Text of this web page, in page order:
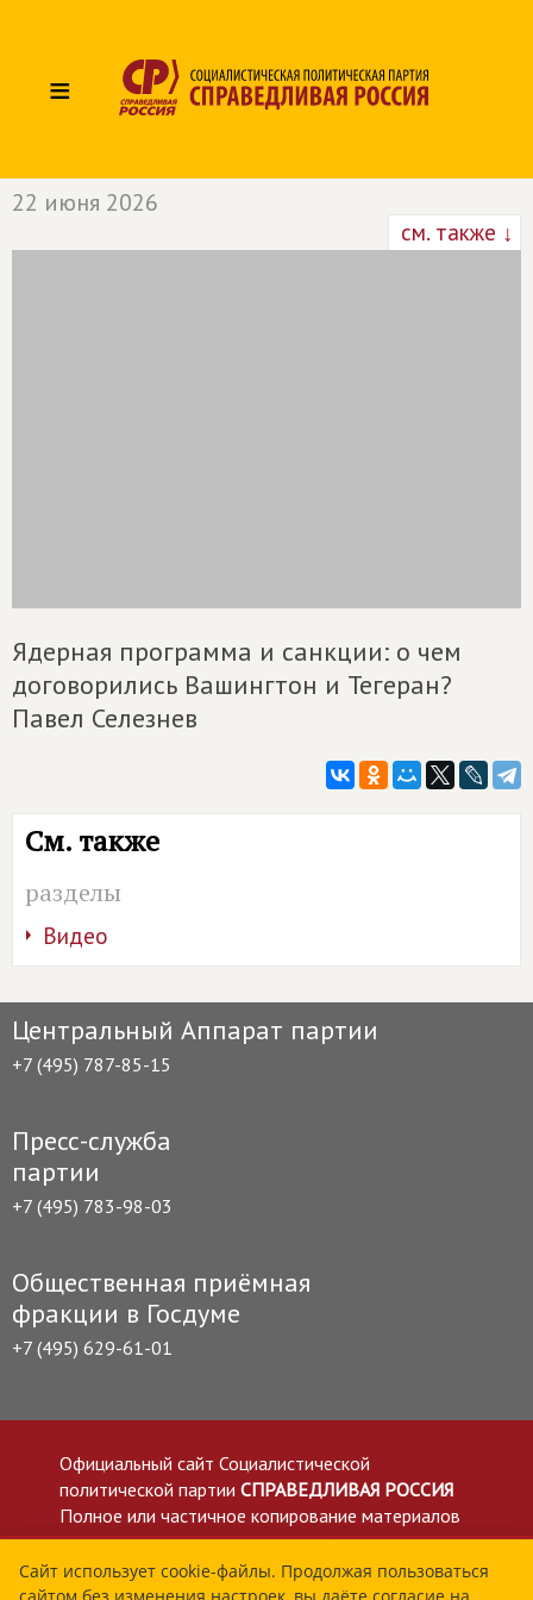
≡
22 июня 2026
см. также ↓
Ядерная программа и санкции: о чем
договорились Вашингтон и Тегеран?
Павел Селезнев
См. также
разделы
Видео
Центральный Аппарат партии
+7 (495) 787-85-15
Пресс-служба
партии
+7 (495) 783-98-03
Общественная приёмная
фракции в Госдуме
+7 (495) 629-61-01
Официальный сайт Социалистической
политической партии СПРАВЕДЛИВАЯ РОССИЯ
Полное или частичное копирование материалов
приветствуется со ссылкой на сайт spravedlivo.ru
Политика в отношении обработки персональных
Сайт использует cookie-файлы. Продолжая пользоваться